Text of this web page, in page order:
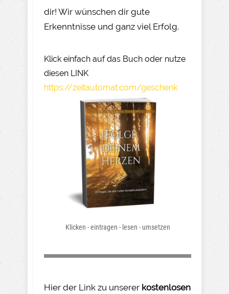
dir! Wir wünschen dir gute
Erkenntnisse und ganz viel Erfolg.
Klick einfach auf das Buch oder nutze
diesen LINK
https://zeitautomat.com/geschenk
Klicken - eintragen - lesen - umsetzen
Hier der Link zu unserer kostenlosen